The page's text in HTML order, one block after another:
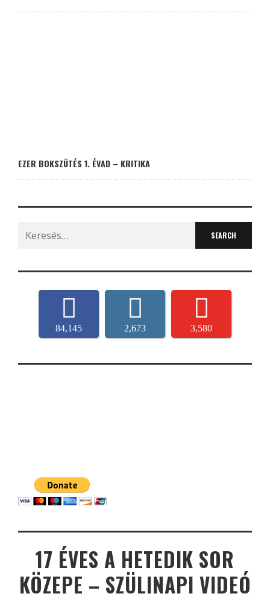
EZER BOKSZÜTÉS 1. ÉVAD – KRITIKA
Search
for:
84,145 2,673 3,580
17 ÉVES A HETEDIK SOR
KÖZEPE – SZÜLINAPI VIDEÓ